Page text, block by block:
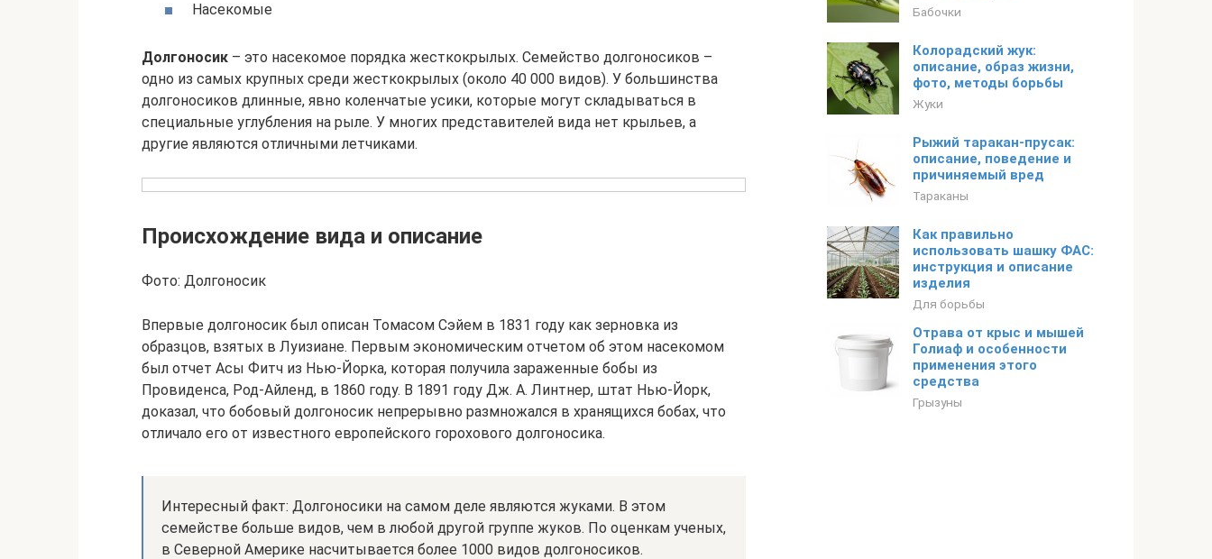
Насекомые
Долгоносик – это насекомое порядка жесткокрылых. Семейство долгоносиков –
одно из самых крупных среди жесткокрылых (около 40 000 видов). У большинства
долгоносиков длинные, явно коленчатые усики, которые могут складываться в
специальные углубления на рыле. У многих представителей вида нет крыльев, а
другие являются отличными летчиками.
Происхождение вида и описание
Фото: Долгоносик
Впервые долгоносик был описан Томасом Сэйем в 1831 году как зерновка из
образцов, взятых в Луизиане. Первым экономическим отчетом об этом насекомом
был отчет Асы Фитч из Нью-Йорка, которая получила зараженные бобы из
Провиденса, Род-Айленд, в 1860 году. В 1891 году Дж. А. Линтнер, штат Нью-Йорк,
доказал, что бобовый долгоносик непрерывно размножался в хранящихся бобах, что
отличало его от известного европейского горохового долгоносика.
Интересный факт: Долгоносики на самом деле являются жуками. В этом
семействе больше видов, чем в любой другой группе жуков. По оценкам ученых,
в Северной Америке насчитывается более 1000 видов долгоносиков.
Бабочки
Колорадский жук:
описание, образ жизни,
фото, методы борьбы
Жуки
Рыжий таракан-прусак:
описание, поведение и
причиняемый вред
Тараканы
Как правильно
использовать шашку ФАС:
инструкция и описание
изделия
Для борьбы
Отрава от крыс и мышей
Голиаф и особенности
применения этого
средства
Грызуны